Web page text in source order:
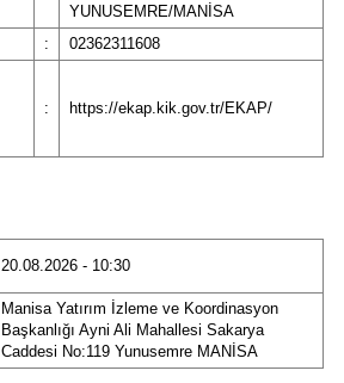
YUNUSEMRE/MANİSA
:
02362311608
: https://ekap.kik.gov.tr/EKAP/
20.08.2026 - 10:30
Manisa Yatırım İzleme ve Koordinasyon
Başkanlığı Ayni Ali Mahallesi Sakarya
Caddesi No:119 Yunusemre MANİSA